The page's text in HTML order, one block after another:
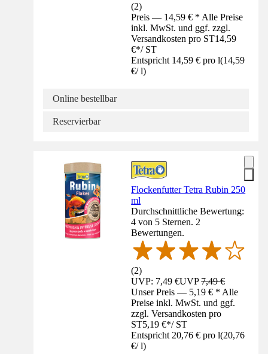
(2)
Preis — 14,59 € * Alle Preise
inkl. MwSt. und ggf. zzgl.
Versandkosten pro ST14,59
€*/ ST
Entspricht 14,59 € pro l(14,59
€/ l)
Online bestellbar
Reservierbar
Flockenfutter Tetra Rubin 250
ml
Durchschnittliche Bewertung:
4 von 5 Sternen. 2
Bewertungen.
(2)
UVP: 7,49 €UVP7,49 €
Unser Preis — 5,19 € * Alle
Preise inkl. MwSt. und ggf.
zzgl. Versandkosten pro
ST5,19 €*/ ST
Entspricht 20,76 € pro l(20,76
€/ l)